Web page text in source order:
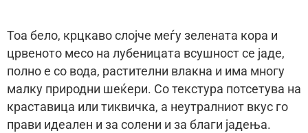
Тоа бело, крцкаво слојче меѓу зелената кора и
црвеното месо на лубеницата всушност се јаде,
полно е со вода, растителни влакна и има многу
малку природни шеќери. Со текстура потсетува на
краставица или тиквичка, а неутралниот вкус го
прави идеален и за солени и за благи јадења.